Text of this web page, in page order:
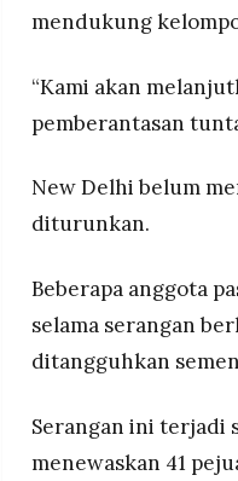
mendukung
“Kami akan
pemberantasan
New Delhi belum
diturunkan.
Beberapa anggota
selama serangan
ditangguhkan
Serangan ini terjadi
menewaskan 41